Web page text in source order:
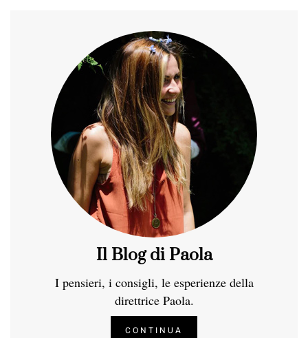
Il Blog di Paola
I pensieri, i consigli, le esperienze della
direttrice Paola.
CONTINUA